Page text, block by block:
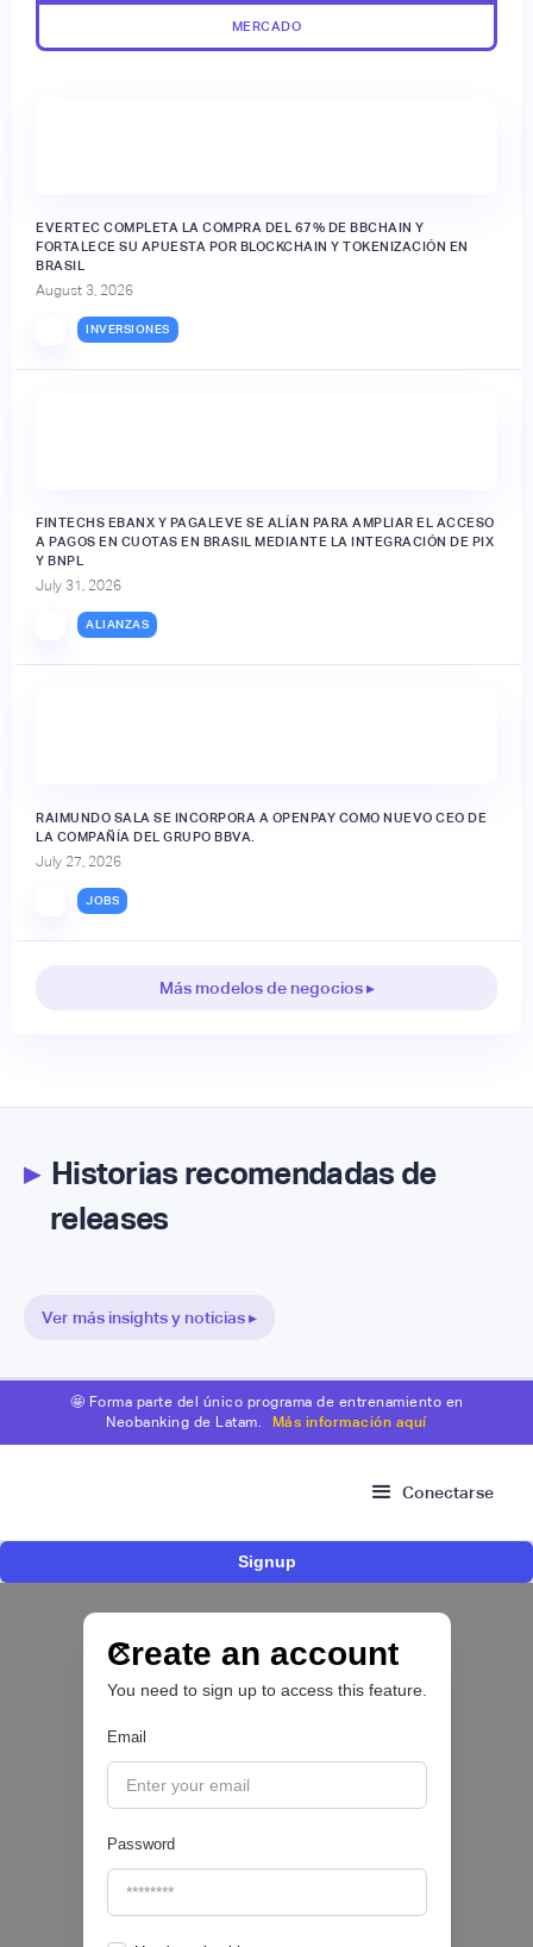
MERCADO
EVERTEC COMPLETA LA COMPRA DEL 67% DE BBCHAIN Y
FORTALECE SU APUESTA POR BLOCKCHAIN Y TOKENIZACIÓN EN
BRASIL
August 3, 2026
INVERSIONES
FINTECHS EBANX Y PAGALEVE SE ALÍAN PARA AMPLIAR EL ACCESO
A PAGOS EN CUOTAS EN BRASIL MEDIANTE LA INTEGRACIÓN DE PIX
Y BNPL
July 31, 2026
ALIANZAS
RAIMUNDO SALA SE INCORPORA A OPENPAY COMO NUEVO CEO DE
LA COMPAÑÍA DEL GRUPO BBVA.
July 27, 2026
JOBS
Más modelos de negocios ▸
▸Historias recomendadas de
releases
Ver más insights y noticias ▸
🤩 Forma parte del único programa de entrenamiento en
Neobanking de Latam.
Más información aquí
Conectarse
Signup
Create an account
You need to sign up to access this feature.
Email
Password
IA para automatizar la gestión de tesorería de
las PYMEs
BFM 👔
July 28